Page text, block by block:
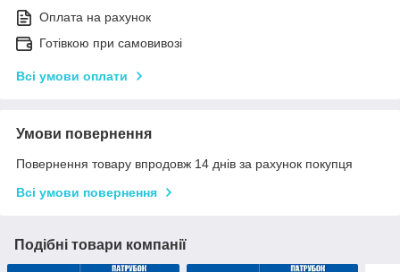
Оплата на рахунок
Готівкою при самовивозі
Всі умови оплати
Умови повернення
Повернення товару впродовж 14 днів за рахунок покупця
Всі умови повернення
Подібні товари компанії